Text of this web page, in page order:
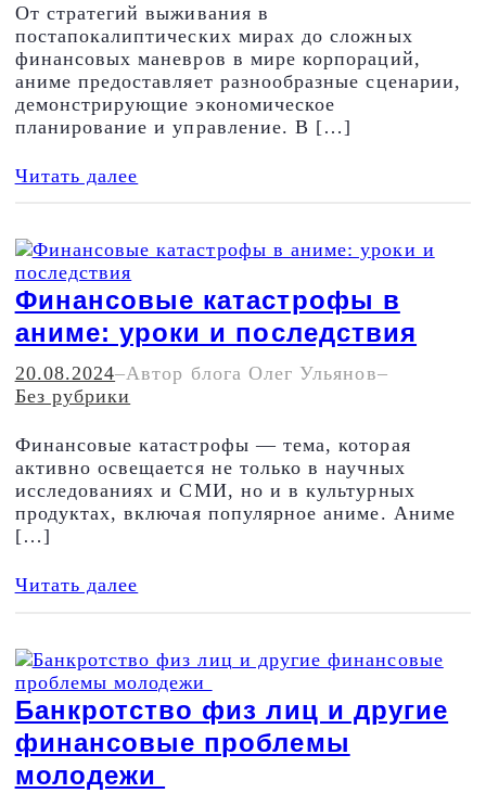
От стратегий выживания в
постапокалиптических мирах до сложных
финансовых маневров в мире корпораций,
аниме предоставляет разнообразные сценарии,
демонстрирующие экономическое
планирование и управление. В […]
Читать далее
Финансовые катастрофы в
аниме: уроки и последствия
20.08.2024–Автор блога Олег Ульянов–
Без рубрики
Финансовые катастрофы — тема, которая
активно освещается не только в научных
исследованиях и СМИ, но и в культурных
продуктах, включая популярное аниме. Аниме
[…]
Читать далее
Банкротство физ лиц и другие
финансовые проблемы
молодежи